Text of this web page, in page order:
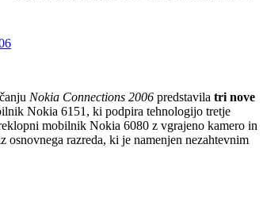
Nokia Connections 2006 predstavila tri nove
Nokia 6151, ki podpira tehnologijo tretje
mobilnik Nokia 6080 z vgrajeno kamero in
osnovnega razreda, ki je namenjen nezahtevnim